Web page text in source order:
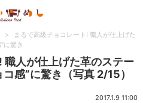
>
まるで高級チョコレート! 職人が仕上げた
に驚き
職人が仕上げた革のステー
感”に驚き（写真 2/15）
2017.1.9 11:00